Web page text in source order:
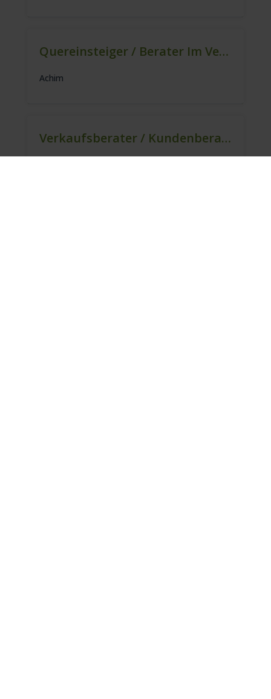
Quereinsteiger / Berater Im Vertrieb In VZ/TZ (m/w/d)
Achim
Verkaufsberater / Kundenberater – Ab Sofort (m/w/d)